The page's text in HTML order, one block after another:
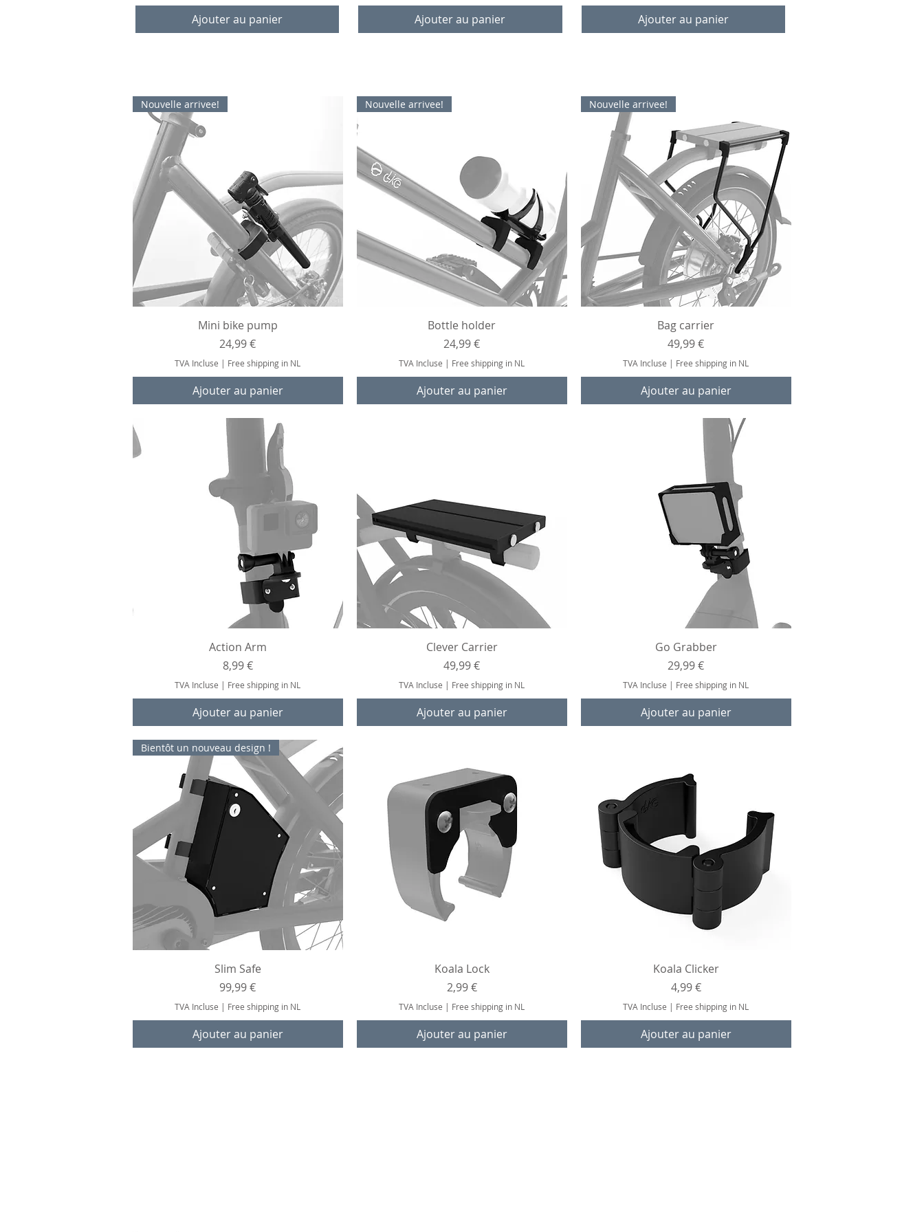
Ajouter au panier Ajouter au panier Ajouter au panier
Aperçu rapide
Nouvelle arrivee!
Mini bike pump
Prix
24,99 €
TVA Incluse | Free shipping in NL
Ajouter au panier
Aperçu rapide
Nouvelle arrivee!
Bottle holder
Prix
24,99 €
TVA Incluse | Free shipping in NL
Ajouter au panier
Aperçu rapide
Nouvelle arrivee!
Bag carrier
Prix
49,99 €
TVA Incluse | Free shipping in NL
Ajouter au panier
Aperçu rapide
Action Arm
Prix
8,99 €
TVA Incluse | Free shipping in NL
Ajouter au panier
Aperçu rapide
Clever Carrier
Prix
49,99 €
TVA Incluse | Free shipping in NL
Ajouter au panier
Aperçu rapide
Go Grabber
Prix
29,99 €
TVA Incluse | Free shipping in NL
Ajouter au panier
Aperçu rapide
Bientôt un nouveau design !
Slim Safe
Prix
99,99 €
TVA Incluse | Free shipping in NL
Ajouter au panier
Aperçu rapide
Koala Lock
Prix
2,99 €
TVA Incluse | Free shipping in NL
Ajouter au panier
Aperçu rapide
Koala Clicker
Prix
4,99 €
TVA Incluse | Free shipping in NL
Ajouter au panier